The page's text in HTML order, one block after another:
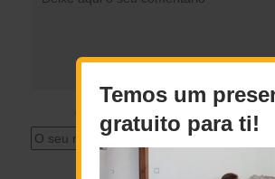
* O
Temos um
gratuito para ti!